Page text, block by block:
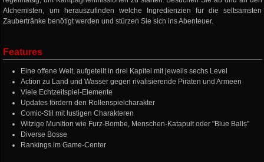
Alchemisten, um herauszufinden welche Ingredienzien für die seltsamsten
Zaubertränke benötigt werden und stürzen Sie sich ins Abenteuer.
Features
Eine offene Welt, aufgeteilt in drei Kapitel mit jeweils sechs Level
Action zu Land und Wasser gegen rivalisierende Piraten und Armeen
Viele Echtzeitspiel-Elemente
Updates fördern den Rollenspielcharakter
Comic-Stil mit lustigen Charakteren
Witzige Munition wie Furz-Bombe, Menschen-Katapult oder "Blue Balls"
Diverse Bosse
Rankings im Game-Center